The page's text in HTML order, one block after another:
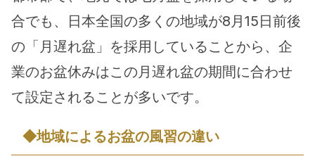
合でも、日本全国の多くの地域が8月15日前後
の「月遅れ盆」を採用していることから、企
業のお盆休みはこの月遅れ盆の期間に合わせ
て設定されることが多いです。
◆地域によるお盆の風習の違い